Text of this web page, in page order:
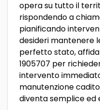
opera su tutto il
rispondendo a
pianificando
desideri mantenere
perfetto stato,
1905707 per
intervento
manutenzione
diventa semplice ed